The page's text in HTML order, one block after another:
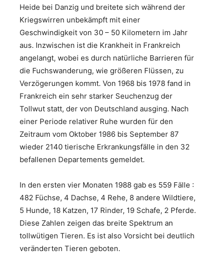
Heide bei Danzig und breitete sich während der
Kriegswirren unbekämpft mit einer
Geschwindigkeit von 30 – 50 Kilometern im Jahr
aus. Inzwischen ist die Krankheit in Frankreich
angelangt, wobei es durch natürliche Barrieren für
die Fuchswanderung, wie größeren Flüssen, zu
Verzögerungen kommt. Von 1968 bis 1978 fand in
Frankreich ein sehr starker Seuchenzug der
Tollwut statt, der von Deutschland ausging. Nach
einer Periode relativer Ruhe wurden für den
Zeitraum vom Oktober 1986 bis September 87
wieder 2140 tierische Erkrankungsfälle in den 32
befallenen Departements gemeldet.
In den ersten vier Monaten 1988 gab es 559 Fälle :
482 Füchse, 4 Dachse, 4 Rehe, 8 andere Wildtiere,
5 Hunde, 18 Katzen, 17 Rinder, 19 Schafe, 2 Pferde.
Diese Zahlen zeigen das breite Spektrum an
tollwütigen Tieren. Es ist also Vorsicht bei deutlich
veränderten Tieren geboten.